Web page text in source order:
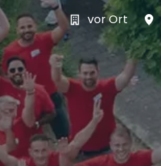
vor Ort